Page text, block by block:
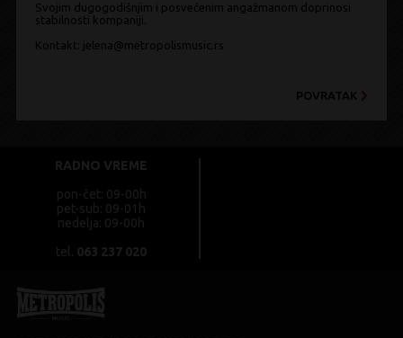
Svojim dugogodišnjim i posvećenim angažmanom doprinosi
stabilnosti kompaniji.
Kontakt: jelena@metropolismusic.rs
POVRATAK
RADNO VREME
pon-čet: 09-00h
pet-sub: 09-01h
nedelja: 09-00h
tel. 063 237 020